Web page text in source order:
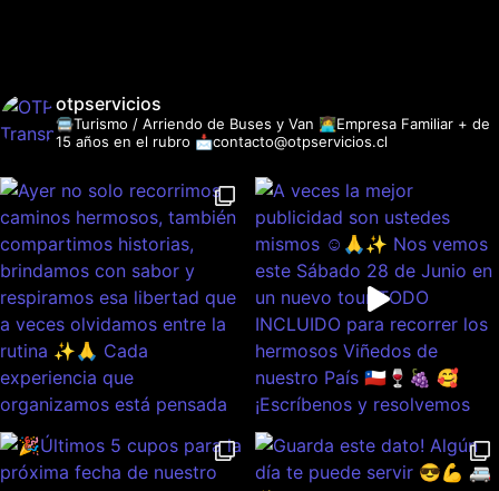
otpservicios
🚍Turismo / Arriendo de Buses y Van 👩‍💻Empresa Familiar + de
15 años en el rubro 📩contacto@otpservicios.cl